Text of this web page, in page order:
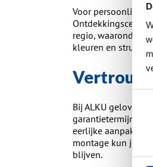
Voor persoonlijk
regio, waaronder
kleuren en
Bij ALKU geloven
garantietermijn
eerlijke aanpak,
montage kun je
blijven.